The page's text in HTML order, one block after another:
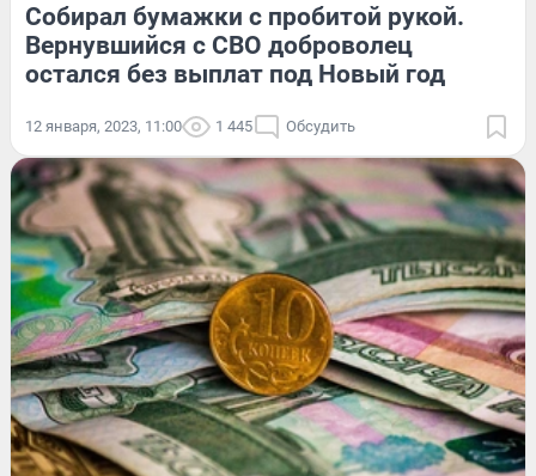
Собирал бумажки с пробитой рукой.
Вернувшийся с СВО доброволец
остался без выплат под Новый год
12 января, 2023, 11:00 1 445 Обсудить